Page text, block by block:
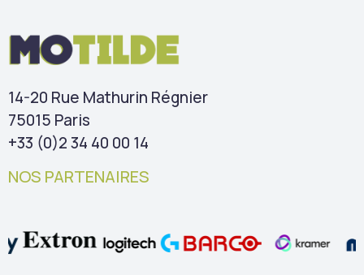
14-20 Rue Mathurin Régnier
75015 Paris
+33 (0)2 34 40 00 14
NOS PARTENAIRES